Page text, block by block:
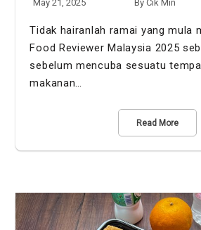
May 21, 2025 By Cik Min
Tidak hairanlah ramai yang mula
Food Reviewer Malaysia 2025
sebelum mencuba sesuatu
makanan…
Read More